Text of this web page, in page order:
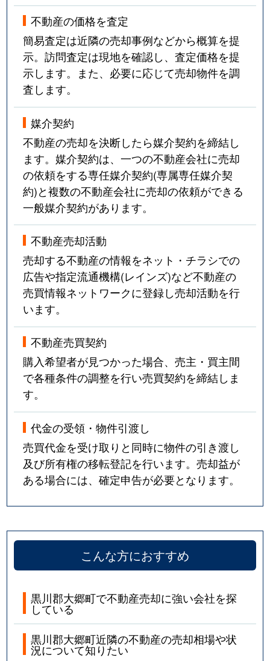
不動産の価格を査定
簡易査定は近隣の売却事例などから概算を提
示。訪問査定は現地を確認し、査定価格を提
示します。また、必要に応じて売却物件を調
査します。
媒介契約
不動産の売却を決断したら媒介契約を締結し
ます。媒介契約は、一つの不動産会社に売却
の依頼をする専任媒介契約(専属専任媒介契
約)と複数の不動産会社に売却の依頼ができる
一般媒介契約があります。
不動産売却活動
売却する不動産の情報をネット・チラシでの
広告や指定流通機構(レインズ)など不動産の
売買情報ネットワークに登録し売却活動を行
います。
不動産売買契約
購入希望者が見つかった場合、売主・買主間
で各種条件の調整を行い売買契約を締結しま
す。
代金の受領・物件引渡し
売買代金を受け取りと同時に物件の引き渡し
及び所有権の移転登記を行います。売却益が
ある場合には、確定申告が必要となります。
こんな方におすすめ
黒川郡大郷町で不動産売却に強い会社を探
している
黒川郡大郷町近隣の不動産の売却相場や状
況について知りたい